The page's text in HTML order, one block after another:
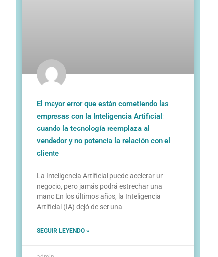
El mayor error que están cometiendo las
empresas con la Inteligencia Artificial:
cuando la tecnología reemplaza al
vendedor y no potencia la relación con el
cliente
La Inteligencia Artificial puede acelerar un
negocio, pero jamás podrá estrechar una
mano En los últimos años, la Inteligencia
Artificial (IA) dejó de ser una
SEGUIR LEYENDO »